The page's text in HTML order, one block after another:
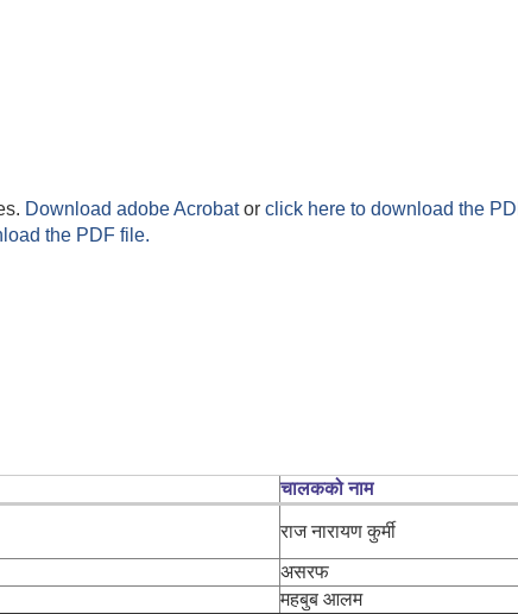
Download adobe Acrobator click here to download the
the PDF file.
चालकको नाम
राज नारायण कुर्मी
असरफ
महबुब आलम